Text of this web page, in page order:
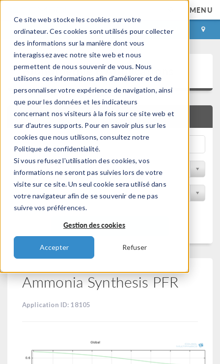
Ce site web stocke les cookies sur votre
ordinateur. Ces cookies sont utilisés pour collecter
des informations sur la manière dont vous
interagissez avec notre site web et nous
permettent de nous souvenir de vous. Nous
utilisons ces informations afin d'améliorer et de
personnaliser votre expérience de navigation, ainsi
que pour les données et les indicateurs
concernant nos visiteurs à la fois sur ce site web et
sur d'autres supports. Pour en savoir plus sur les
cookies que nous utilisons, consultez notre
Politique de confidentialité.
Si vous refusez l'utilisation des cookies, vos
informations ne seront pas suivies lors de votre
visite sur ce site. Un seul cookie sera utilisé dans
votre navigateur afin de se souvenir de ne pas
suivre vos préférences.
Gestion des cookies
Accepter Refuser
MENU
CONNEXION CONTACT
Bibliothèque d'Applications
RECHERCHE RAPIDE
Trier par Discipline
Filtrer par produit
Filtrer
Ammonia Synthesis PFR
Application ID: 18105